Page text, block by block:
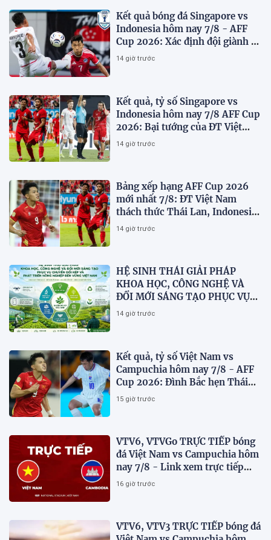
Kết quả bóng đá Singapore vs
Indonesia hôm nay 7/8 - AFF
Cup 2026: Xác định đội giành vé
Bán kết
14 giờ trước
Kết quả, tỷ số Singapore vs
Indonesia hôm nay 7/8 AFF Cup
2026: Bại tướng của ĐT Việt
nam dừng bước sớm
14 giờ trước
Bảng xếp hạng AFF Cup 2026
mới nhất 7/8: ĐT Việt Nam
thách thức Thái Lan, Indonesia
dừng bước
14 giờ trước
HỆ SINH THÁI GIẢI PHÁP
KHOA HỌC, CÔNG NGHỆ VÀ
ĐỔI MỚI SÁNG TẠO PHỤC VỤ
CHUYỂN ĐỔI KÉP VÀ PHÁT
14 giờ trước
Kết quả, tỷ số Việt Nam vs
Campuchia hôm nay 7/8 - AFF
Cup 2026: Đình Bắc hẹn Thái
Lan ở chung kết?
15 giờ trước
VTV6, VTVGo TRỰC TIẾP bóng
đá Việt Nam vs Campuchia hôm
nay 7/8 - Link xem trực tiếp
AFF Cup 2026 mới nhất
16 giờ trước
VTV6, VTV3 TRỰC TIẾP bóng đá